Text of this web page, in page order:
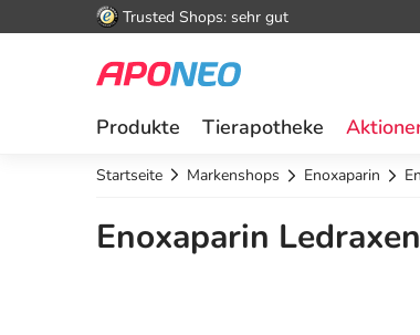
Trusted Shops: sehr gut
Produkte Tierapotheke
Startseite Markenshops Enoxaparin
Enoxaparin